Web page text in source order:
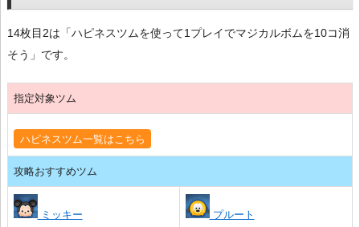
14枚目2は「ハピネスツムを使って1プレイでマジカルボムを10コ消
そう」です。
指定対象ツム
ハピネスツム一覧はこちら
攻略おすすめツム
ミッキー プルート